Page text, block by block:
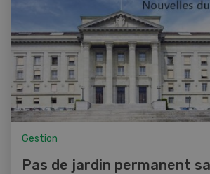
Gestion
Pas de jardin permanent